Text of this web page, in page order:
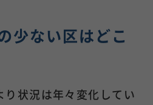
少ない区はどこ
状況は年々変化してい